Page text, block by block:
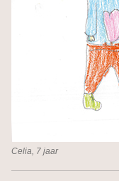
Celia, 7 jaar